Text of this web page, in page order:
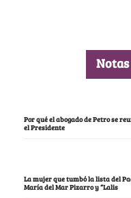
Notas
Por qué el abogado de Petro se
el Presidente
La mujer que tumbó la lista del
María del Mar Pizarro y “Lalis